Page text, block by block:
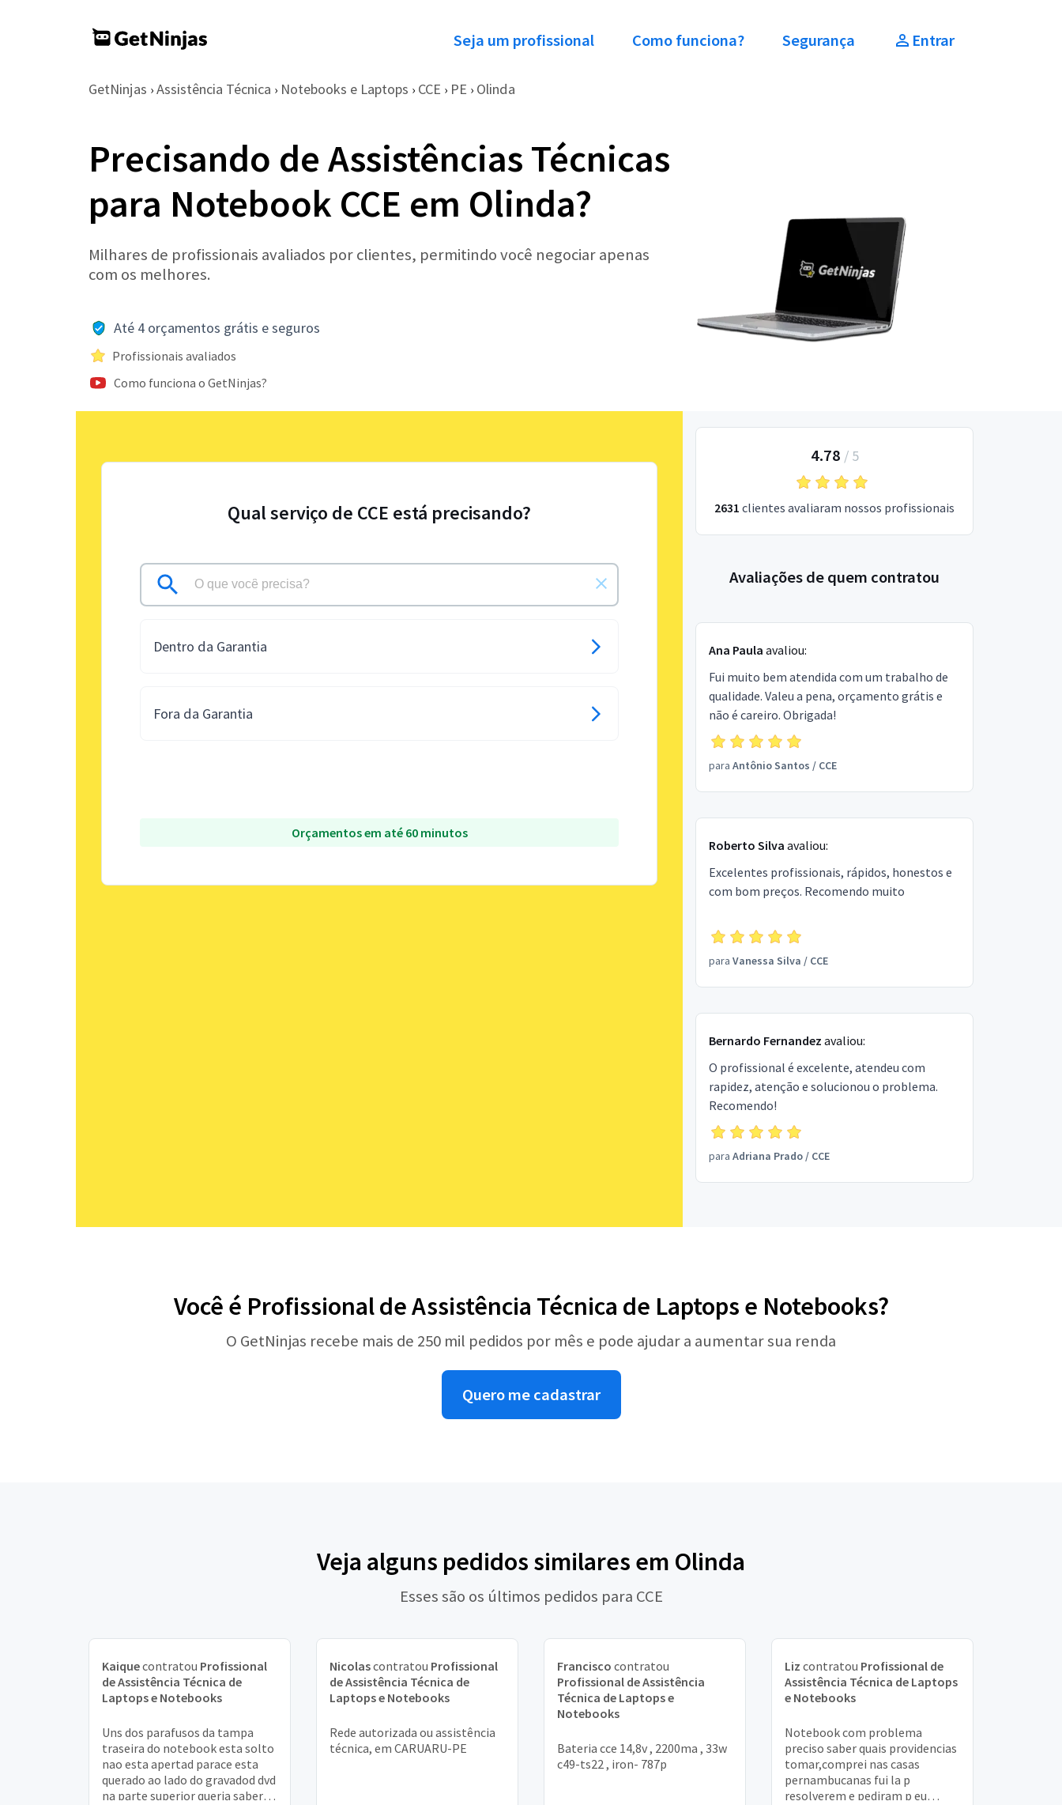
Seja um profissional Como funciona? Segurança Entrar
GetNinjas › Assistência Técnica › Notebooks e Laptops › CCE › PE › Olinda
Precisando de Assistências Técnicas
para Notebook CCE em Olinda?
Milhares de profissionais avaliados por clientes, permitindo você negociar apenas
com os melhores.
Até 4 orçamentos grátis e seguros
Profissionais avaliados
Como funciona o GetNinjas?
Qual serviço de CCE está precisando?
Dentro da Garantia
Fora da Garantia
Orçamentos em até 60 minutos
4.78 / 5
2631 clientes avaliaram nossos profissionais
Avaliações de quem contratou
Ana Paula avaliou:
Fui muito bem atendida com um trabalho de
qualidade. Valeu a pena, orçamento grátis e
não é careiro. Obrigada!
para Antônio Santos / CCE
Roberto Silva avaliou:
Excelentes profissionais, rápidos, honestos e
com bom preços. Recomendo muito
para Vanessa Silva / CCE
Bernardo Fernandez avaliou:
O profissional é excelente, atendeu com
rapidez, atenção e solucionou o problema.
Recomendo!
para Adriana Prado/ CCE
Você é Profissional de Assistência Técnica de Laptops e Notebooks?
O GetNinjas recebe mais de 250 mil pedidos por mês e pode ajudar a aumentar sua renda
Quero me cadastrar
Veja alguns pedidos similares em Olinda
Esses são os últimos pedidos para CCE
Kaiquecontratou Profissional
de Assistência Técnica de
Laptops e Notebooks
Uns dos parafusos da tampa
traseira do notebook esta solto
nao esta apertad parace esta
querado ao lado do gravadod dvd
na parte superior queria saber
Nicolascontratou Profissional
de Assistência Técnica de
Laptops e Notebooks
Rede autorizada ou assistência
técnica, em CARUARU-PE
Francisco contratou
Profissional de Assistência
Técnica de Laptops e
Notebooks
Bateria cce 14,8v , 2200ma , 33w
c49-ts22 , iron- 787p
Liz contratou Profissional de
Assistência Técnica de Laptops
e Notebooks
Notebook com problema
preciso saber quais providencias
tomar,comprei nas casas
pernambucanas fui la p
resolverem e pediram p eu